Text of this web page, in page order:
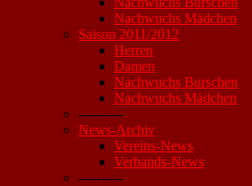
Nachwuchs Mädchen
Saison 2011/2012
Herren
Damen
Nachwuchs Burschen
Nachwuchs Mädchen
----------
News-Archiv
Vereins-News
Verbands-News
----------